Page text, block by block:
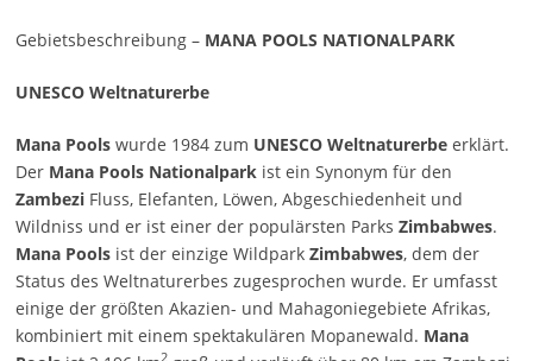
Gebietsbeschreibung –MANA POOLS NATIONALPARK
UNESCO Weltnaturerbe
Mana Poolswurde 1984 zum UNESCO Weltnaturerbeerklärt.
Der Mana Pools Nationalparkist ein Synonym für den
ZambeziFluss, Elefanten, Löwen, Abgeschiedenheit und
Wildniss und er ist einer der populärsten Parks Zimbabwes.
Mana Poolsist der einzige Wildpark Zimbabwes, dem der
Status des Weltnaturerbes zugesprochen wurde. Er umfasst
einige der größten Akazien- und Mahagoniegebiete Afrikas,
kombiniert mit einem spektakulären Mopanewald. Mana
2